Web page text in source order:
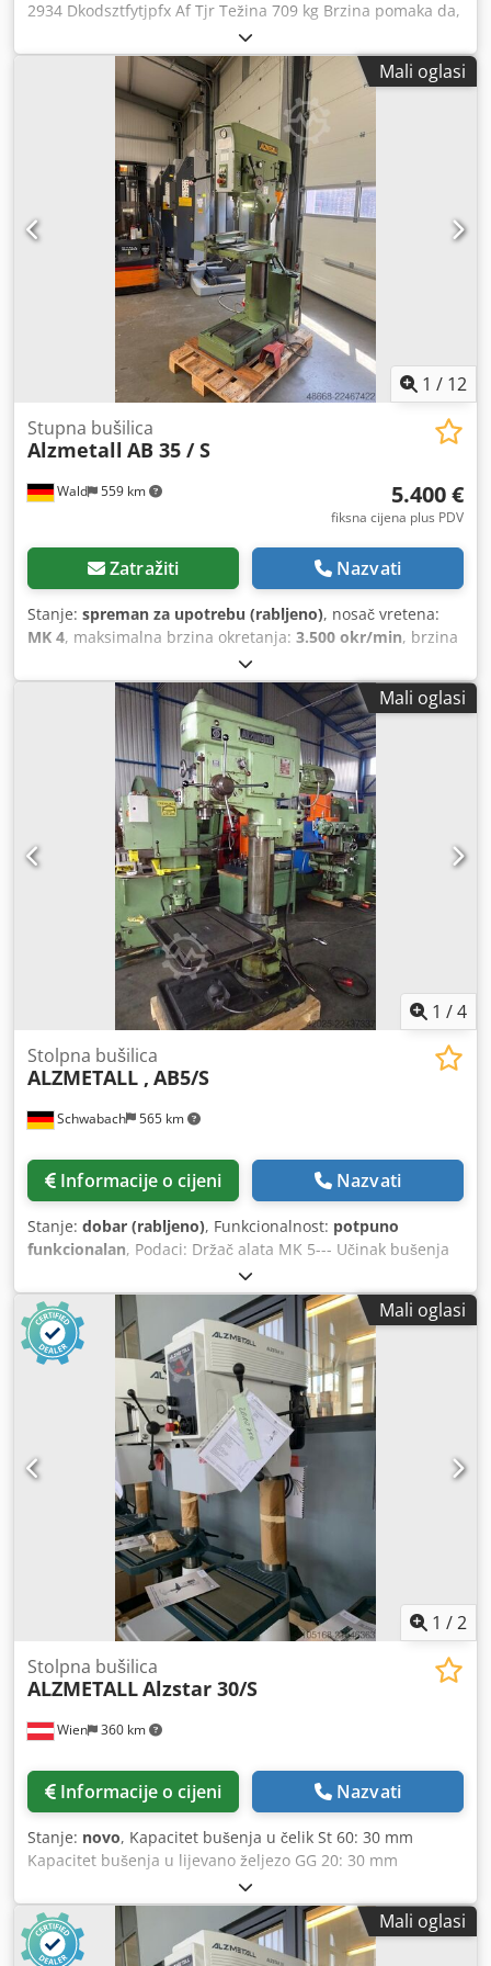
2934 Dkodsztfytjpfx Af Tjr Težina 709 kg Brzina pomaka da,
Mali oglasi
1 / 12
Wald 559 km
Stupna bušilica
Alzmetall AB 35 / S
5.400 €
fiksna cijena plus PDV
Zatražiti Nazvati
Stanje: spreman za upotrebu (rabljeno), nosač vretena:
MK 4, maksimalna brzina okretanja: 3.500 okr/min, brzina
, dubina grla:
AB 35 / S – stolna bušilica / stupna bušilica Hod stezne
glave: 180 mm Izlaz: 300 mm Stezna glava: MK 4 Bušilica:
3-16 mm Dkjdpfx Aozqy I Tof Tsr Varijabilna brzina: 130 -
3500 o/min Pomak: 0,1 - 0,2 - 0,3 mm/min Uređaj za
navijanje navoja Jedinica za hlađenje Stezna čeljust
Slobodno nas posjetite i pogledajte stroj. Rado ćemo vam
organizirati povoljan prijevoz! Dobit ćete uredan račun. Za
strane kupce može se izraditi i neto račun. Preduvjet je
važeći PDV identifikacijski broj. Zadržavamo pravo na
prodaju prije najavljenog. Posjetite našu trgovinu i
pogledajte i ostale ponude. Navedena imena tvrtki i
zaštitni znakovi vlasništvo su njihovih vlasnika i služe samo
za identifikaciju i opis proizvoda. Moguće su odstupanja od
tehničkih podataka, kao i pogreške u opisu proizvoda, te se
zadržava pravo na njih.
Mali oglasi
1 /4
Schwabach 565 km
Stolpna bušilica
ALZMETALL , AB5/S
Informacije o cijeni Nazvati
Stanje: dobar (rabljeno), Funkcionalnost: potpuno
funkcionalan, Podaci: Držač alata MK 5--- Učinak bušenja
na ST60 50 mm--- Brzina serije kontinuirano promjenjiva
cca 40 - 180 o / min 180 – 800 o/min--- 5 posmaka 0,1 / 0,14
/ 0,2 / 0,28 / 0,4 mm/okretaj--- Površina stola, 880 x 670
mm--- Grlo: 385 mm--- Djdpfxozp Dr Hs Af Tjkr
Mali oglasi
1 /2
Wien 360 km
Stolpna bušilica
ALZMETALLAlzstar 30/S
Informacije o cijeni Nazvati
Stanje: novo, Kapacitet bušenja u čelik St 60: 30 mm
Kapacitet bušenja u lijevano željezo GG 20: 30 mm
Sposobnost bušenja u St 60: 30 mm Narezivanje navoja u
ST 60: M 16 Narezivanje navoja u GG 20: M 20 Kratko
vreteno MK 3 Hod vretena: 140 mm Previs: 293 mm
Promjer stupa: 115 mm Dksdeyvvn Nepfx Af Ter Stol stroja
Mali oglasi